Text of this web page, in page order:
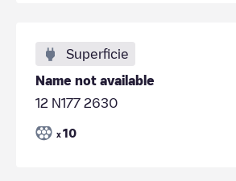
Superficie
Name not available
12 N177 2630
x 10